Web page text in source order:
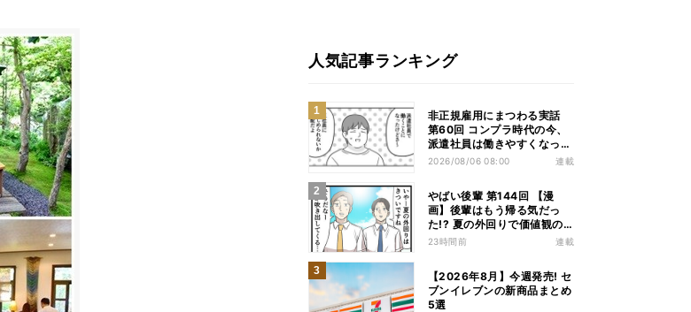
人気記事ランキング
非正規雇用にまつわる実話
第60回 コンプラ時代の今、
派遣社員は働きやすくなっ
た?
2026/08/06 08:00 連載
やばい後輩 第144回 【漫
画】後輩はもう帰る気だっ
た!? 夏の外回りで価値観の
違いを実感
23時間前 連載
【2026年8月】今週発売! セ
ブンイレブンの新商品まとめ
5選